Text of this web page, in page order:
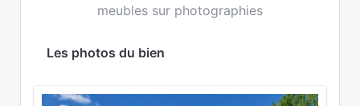
meubles sur photographies
Les photos du bien